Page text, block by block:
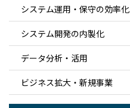
システム運用・保守の効率化
システム開発の内製化
データ分析・活用
ビジネス拡大・新規事業